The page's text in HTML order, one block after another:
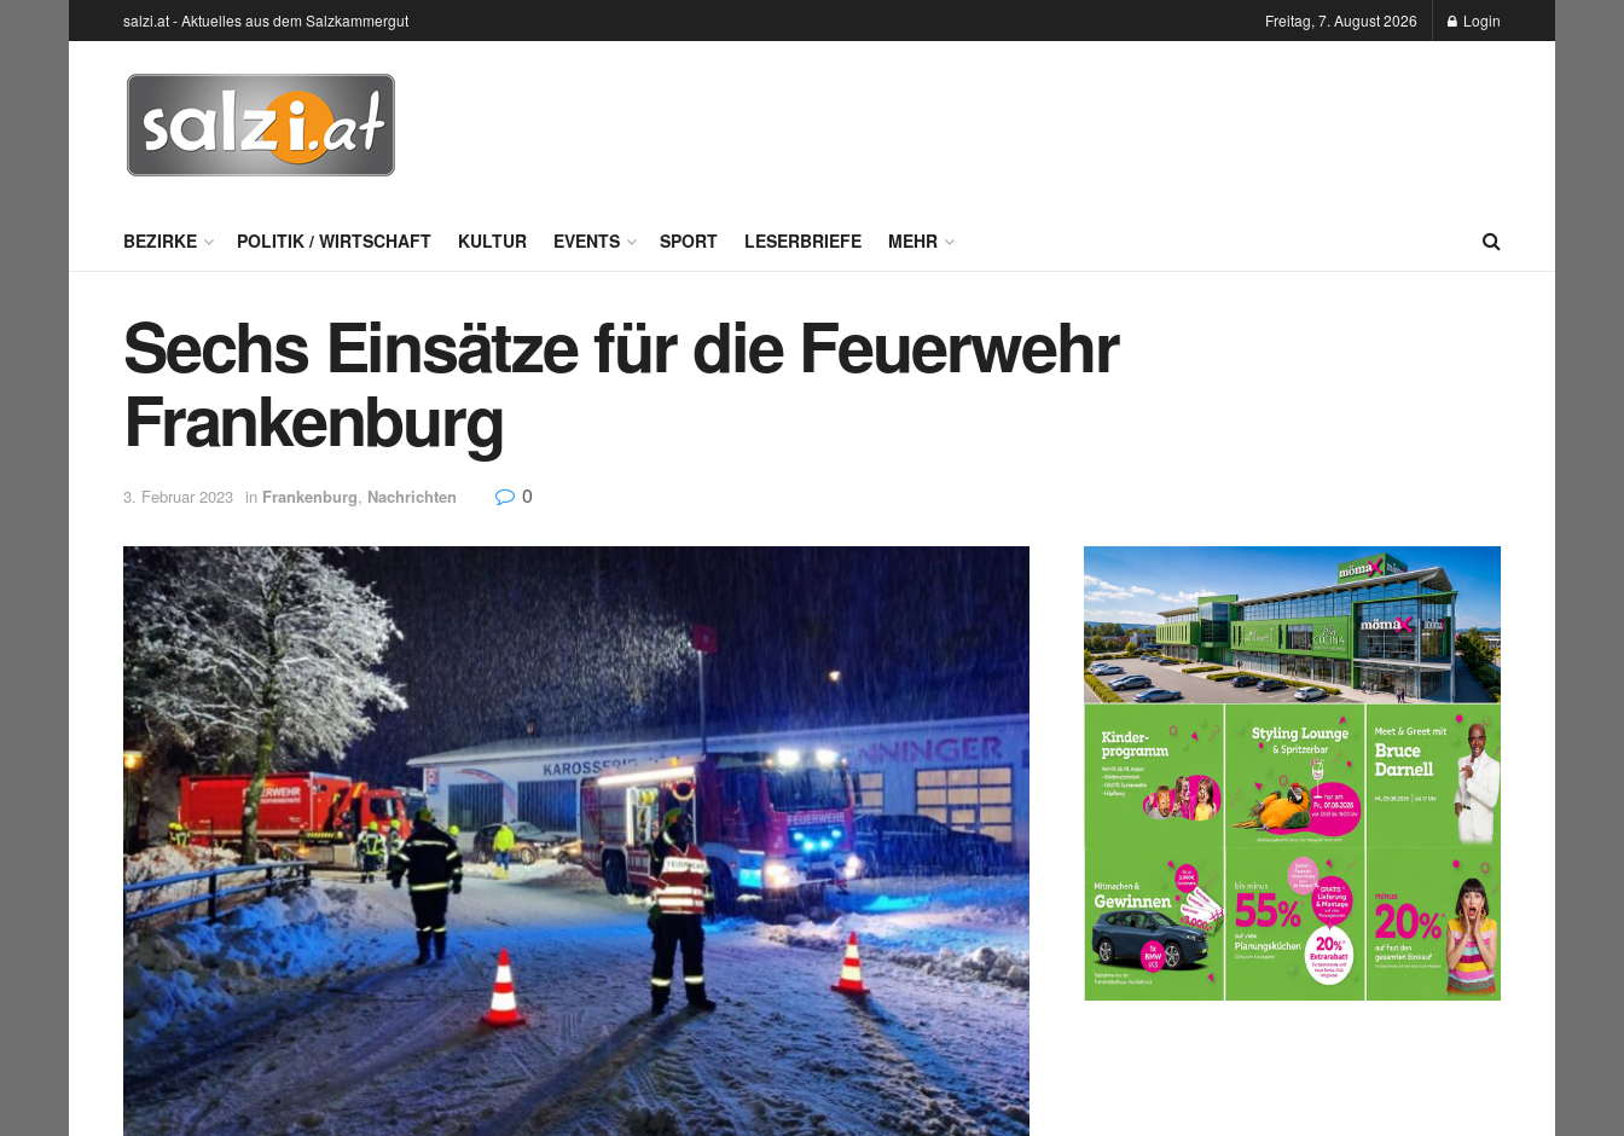
salzi.at - Aktuelles aus dem Salzkammergut Freitag, 7. August 2026 Login
BEZIRKE POLITIK / WIRTSCHAFT KULTUR EVENTS SPORT LESERBRIEFE MEHR
Sechs Einsätze für die Feuerwehr
Frankenburg
3. Februar 2023 in Frankenburg, Nachrichten 0